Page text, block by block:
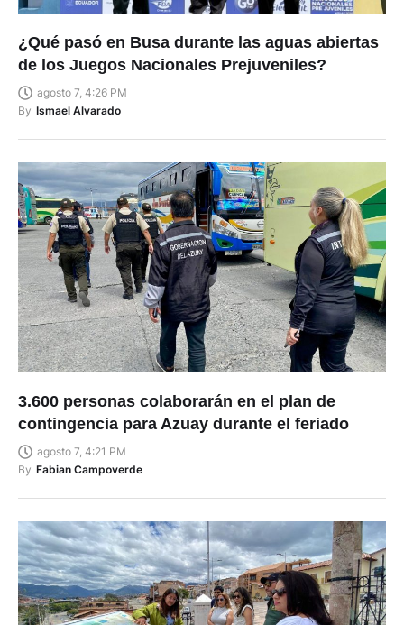
¿Qué pasó en Busa durante las aguas abiertas
de los Juegos Nacionales Prejuveniles?
agosto 7, 4:26 PM
By Ismael Alvarado
3.600 personas colaborarán en el plan de
contingencia para Azuay durante el feriado
agosto 7, 4:21 PM
By Fabian Campoverde